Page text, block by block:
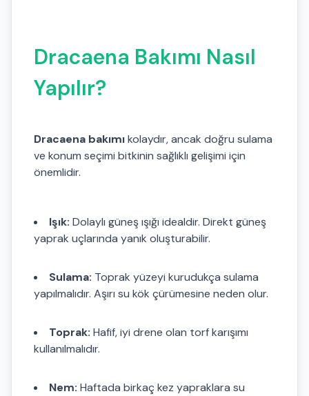
Dracaena Bakımı Nasıl
Yapılır?
Dracaena bakımıkolaydır, ancak doğru sulama
ve konum seçimi bitkinin sağlıklı gelişimi için
önemlidir.
Işık: Dolaylı güneş ışığı idealdir. Direkt güneş
yaprak uçlarında yanık oluşturabilir.
Sulama: Toprak yüzeyi kurudukça sulama
yapılmalıdır. Aşırı su kök çürümesine neden olur.
Toprak: Hafif, iyi drene olan torf karışımı
kullanılmalıdır.
Nem: Haftada birkaç kez yapraklara su